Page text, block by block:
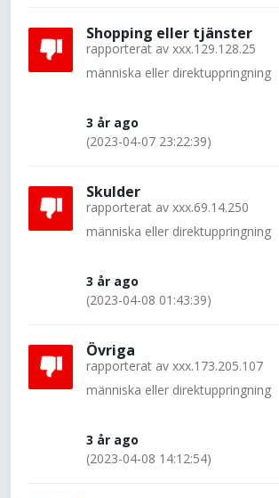
Shopping eller tjänster
rapporterat av xxx.129.128.25
människa eller direktuppringning
3 år ago
(2023-04-07 23:22:39)
Skulder
rapporterat av xxx.69.14.250
människa eller direktuppringning
3 år ago
(2023-04-08 01:43:39)
Övriga
rapporterat av xxx.173.205.107
människa eller direktuppringning
3 år ago
(2023-04-08 14:12:54)